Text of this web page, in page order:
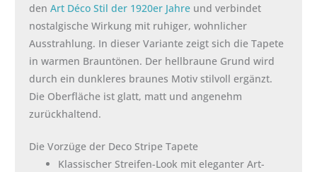
denArt Déco Stil der 1920er Jahre und verbindet
nostalgische Wirkung mit ruhiger, wohnlicher
Ausstrahlung. In dieser Variante zeigt sich die Tapete
in warmen Brauntönen. Der hellbraune Grund wird
durch ein dunkleres braunes Motiv stilvoll ergänzt.
Die Oberfläche ist glatt, matt und angenehm
zurückhaltend.
Die Vorzüge der Deco Stripe Tapete
Klassischer Streifen-Look mit eleganter Art-